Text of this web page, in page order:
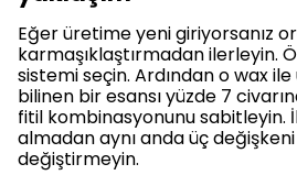
Eğer üretime yeni giriyorsanız
karmaşıklaştırmadan ilerleyin.
sistemi seçin. Ardından o wax
bilinen bir esansı yüzde 7
fitil kombinasyonunu sabitleyin.
almadan aynı anda üç
değiştirmeyin.